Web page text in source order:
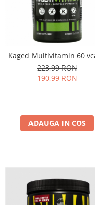
Kaged Multivitamin 60
223,99 RON
190,99 RON
ADAUGA IN COS